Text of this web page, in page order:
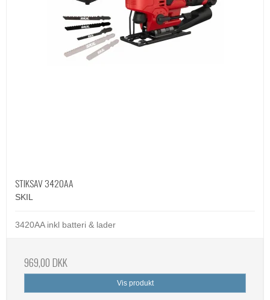
STIKSAV 3420AA
SKIL
3420AA inkl batteri & lader
969,00 DKK
Vis produkt